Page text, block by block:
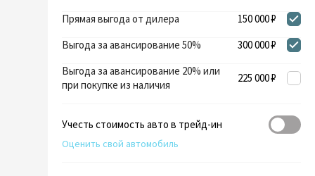
Прямая выгода от дилера
150 000 ₽
Выгода за авансирование 50%
300 000 ₽
Выгода за авансирование 20% или
при покупке из наличия
225 000 ₽
Учесть стоимость авто в трейд-ин
Оценить свой автомобиль